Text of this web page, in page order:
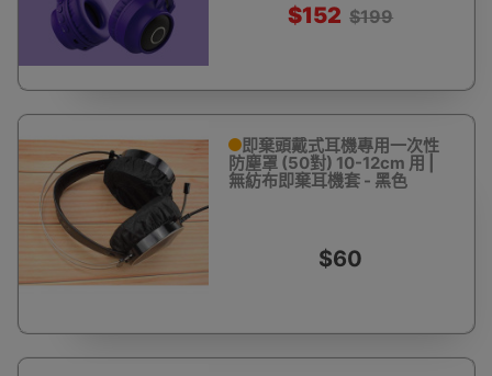
$152 $199
即棄頭戴式耳機專用一次性
防塵罩 (50對) 10-12cm 用 |
無紡布即棄耳機套 - 黑色
$60